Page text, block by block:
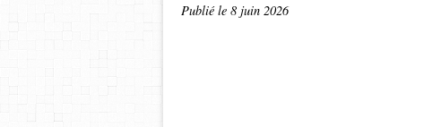
Publié le 8 juin 2026